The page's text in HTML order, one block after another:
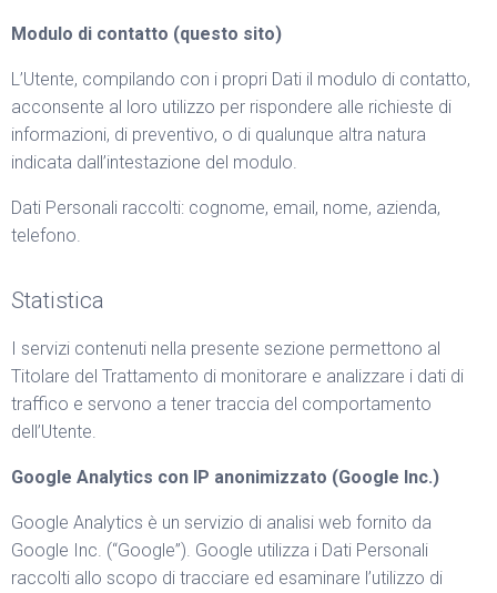
Modulo di contatto (questo sito)
L’Utente, compilando con i propri Dati il modulo di contatto,
acconsente al loro utilizzo per rispondere alle richieste di
informazioni, di preventivo, o di qualunque altra natura
indicata dall’intestazione del modulo.
Dati Personali raccolti: cognome, email, nome, azienda,
telefono.
Statistica
I servizi contenuti nella presente sezione permettono al
Titolare del Trattamento di monitorare e analizzare i dati di
traffico e servono a tener traccia del comportamento
dell’Utente.
Google Analytics con IP anonimizzato (Google Inc.)
Google Analytics è un servizio di analisi web fornito da
Google Inc. (“Google”). Google utilizza i Dati Personali
raccolti allo scopo di tracciare ed esaminare l’utilizzo di